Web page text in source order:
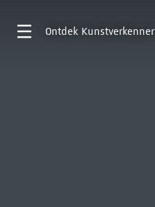
Ontdek Kunstverkenner